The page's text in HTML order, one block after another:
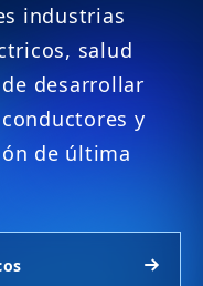
industrias
salud
desarrollar
y
de última